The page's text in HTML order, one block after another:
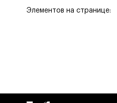
Элементов на странице: